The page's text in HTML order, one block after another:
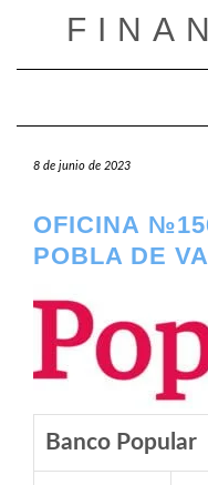
8 de junio de 2023
OFICINA
POBLA DE
Banco Popular